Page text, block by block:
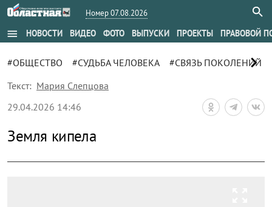
Номер 07.08.2026
menu НОВОСТИ ВИДЕО ФОТО ВЫПУСКИ ПРОЕКТЫ ПРАВОВОЙ
#ОБЩЕСТВО #СУДЬБА ЧЕЛОВЕКА #СВЯЗЬ ПОКОЛЕНИЙ
chevron_right
Текст: Мария Слепцова
29.04.2026 14:46
Земля кипела